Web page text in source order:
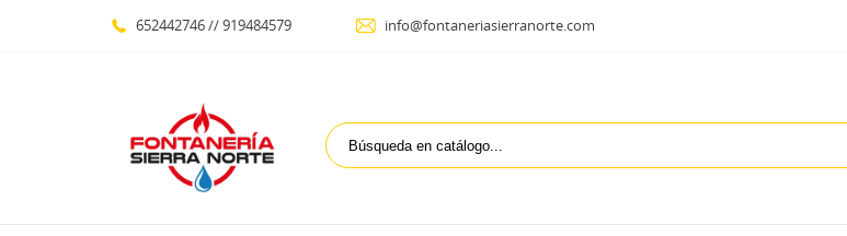
652442746 // 919484579 info@fontaneriasierranorte.com